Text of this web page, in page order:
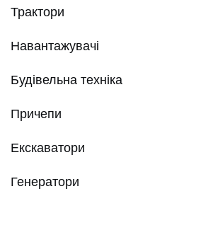
Трактори
Навантажувачі
Будівельна техніка
Причепи
Екскаватори
Генератори